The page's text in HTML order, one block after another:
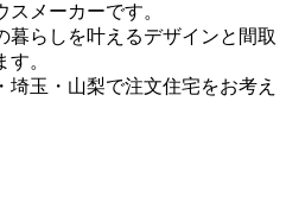
メーカーです。
暮らしを叶えるデザインと間取
。
玉・山梨で注文住宅をお考え